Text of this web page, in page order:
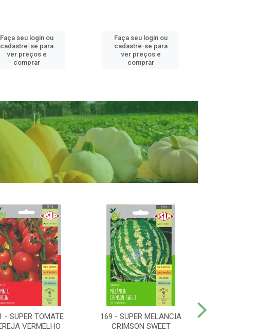
Faça seu login ou
cadastre-se para
ver preços e
comprar
Faça seu login ou
cadastre-se para
ver preços e
comprar
- SUPER TOMATE
VERMELHO
169 - SUPER MELANCIA
CRIMSON SWEET